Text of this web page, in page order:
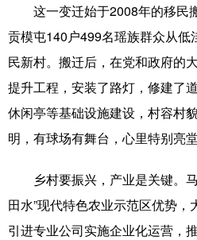
多语种频道
English Español
Русский язык
Deutsch Português
这一变迁始于2008年的移民
贡模屯140户499名瑶族群众从低
民新村。搬迁后，在党和政府的
提升工程，安装了路灯，修建了
休闲亭等基础设施建设，村容村
明，有球场有舞台，心里特别亮堂
乡村要振兴，产业是关键。马
田水”现代特色农业示范区优势，
引进专业公司实施企业化运营，